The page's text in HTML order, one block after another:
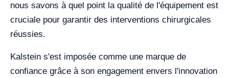
nous savons à quel point la qualité de l'équipement est
cruciale pour garantir des interventions chirurgicales
réussies.
Kalstein s'est imposée comme une marque de
confiance grâce à son engagement envers l'innovation